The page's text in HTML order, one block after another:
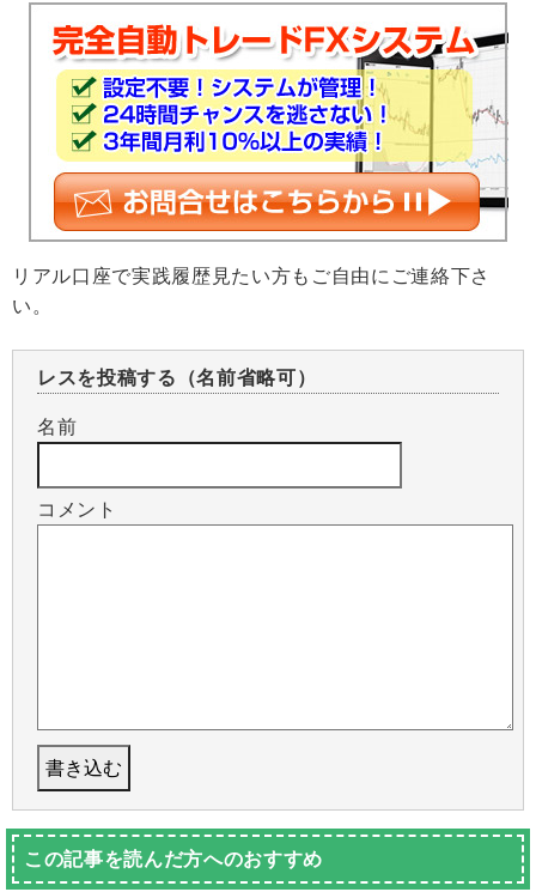
リアル口座で実践履歴見たい方もご自由にご連絡下さ
い。
レスを投稿する（名前省略可）
名前
コメント
この記事を読んだ方へのおすすめ